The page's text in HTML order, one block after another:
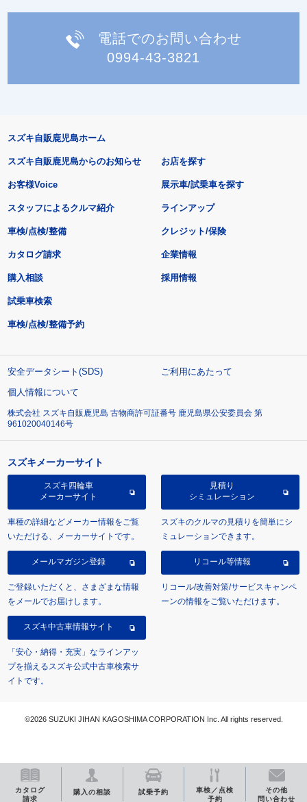
電話でのお問い合わせ
0994-43-3821
カタログ
請求
購入の相談 試乗予約
車検／点検
予約
その他
問い合わせ
スズキ自販鹿児島ホーム
スズキ自販鹿児島からのお知らせ
お客様Voice
スタッフによるクルマ紹介
お店を探す
展示車/試乗車を探す
ラインアップ
車検/点検/整備 クレジット/保険
カタログ請求
購入相談
試乗車検索
車検/点検/整備予約
企業情報
採用情報
安全データシート(SDS)
ご利用にあたって
個人情報について
株式会社 スズキ自販鹿児島 古物商許可証番号 鹿児島県公安委員会 第
961020040146号
スズキメーカーサイト
スズキ四輪車
メーカーサイト
車種の詳細などメーカー情報をご覧
いただける、メーカーサイトです。
見積り
シミュレーション
スズキのクルマの見積りを簡単にシ
ミュレーションできます。
メールマガジン登録
ご登録いただくと、さまざまな情報
をメールでお届けします。
リコール等情報
リコール/改善対策/サービスキャンペ
ーンの情報をご覧いただけます。
スズキ中古車情報サイト
「安心・納得・充実」なラインアッ
プを揃えるスズキ公式中古車検索サ
イトです。
©2026 SUZUKI JIHAN KAGOSHIMA CORPORATION Inc. All rights reserved.